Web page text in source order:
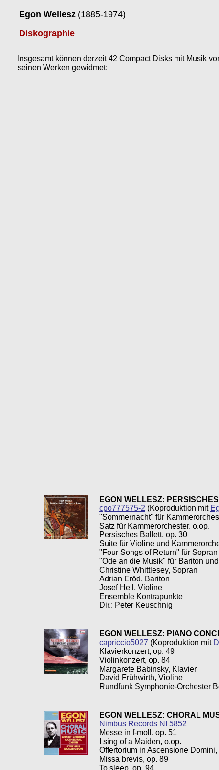
Egon Wellesz (1885-1974)
Diskographie
Insgesamt können derzeit 42 Compact Disks mit Musik
seinen Werken gewidmet:
EGON WELLESZ:
cpo777575-2 (Koproduktion mit
"Sommernacht" für
Satz für Kammerorchester, o.op.
Persisches Ballett, op. 30
Suite für Violine und
"Four Songs of Return" für
"Ode an die Musik" für Bariton
Christine Whittlesey, Sopran
Adrian Eröd, Bariton
Josef Hell, Violine
Ensemble Kontrapunkte
Dir.: Peter Keuschnig
EGON WELLESZ: PIANO
capriccio5027 (Koproduktion mit
Klavierkonzert, op. 49
Violinkonzert, op. 84
Margarete Babinsky, Klavier
David Frühwirth, Violine
Rundfunk Symphonie-Orchester
EGON WELLESZ: CHORAL
Nimbus Records NI 5852
Messe in f-moll, op. 51
I sing of a Maiden, o.op.
Offertorium in Ascensione Domini,
Missa brevis, op. 89
To sleep, op. 94